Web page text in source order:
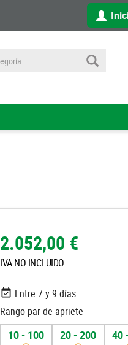
2.052,00 €
IVA NO INCLUIDO
Entre 7 y 9 días
Rango par de apriete
10 - 100
20 - 200 40